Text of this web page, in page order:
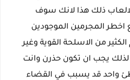
ذلك هذا لانك سوف
المجرمين الموجودين
الكثير من الاسلحة القوية وغير
لذلك يجب ان تكون حذرن وانت
واحد قد يسبب في القضاء